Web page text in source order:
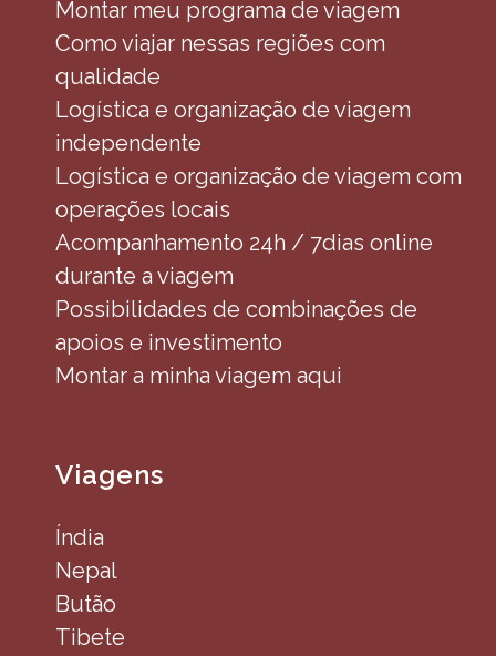
Montar meu programa de viagem
Como viajar nessas regiões com
qualidade
Logística e organização de viagem
independente
Logística e organização de viagem com
operações locais
Acompanhamento 24h / 7dias online
durante a viagem
Possibilidades de combinações de
apoios e investimento
Montar a minha viagem aqui
Viagens
Índia
Nepal
Butão
Tibete